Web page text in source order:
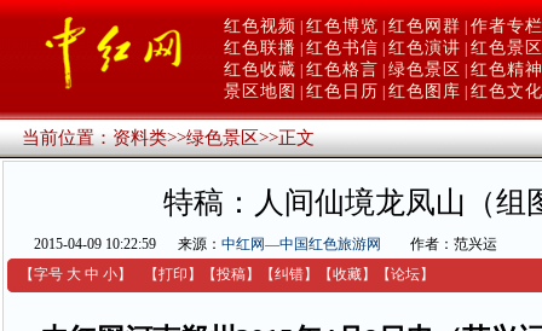
红色视频 红色博览 红色网群 作者专栏
红色联播 红色书信 红色演讲 红色景区
红色收藏 红色格言 绿色景区
红色精神
景区地图
红色日历 红色图库 红色文化
当前位置：资料类>>绿色景区>>正文
特稿：人间仙境龙凤山（组
2015-04-09 10:22:59 来源： 中红网—中国红色旅游网
作者：范兴运
【字号 大 中 小】 【打印 】 【投稿】 【纠错】 【收藏】 【论坛】